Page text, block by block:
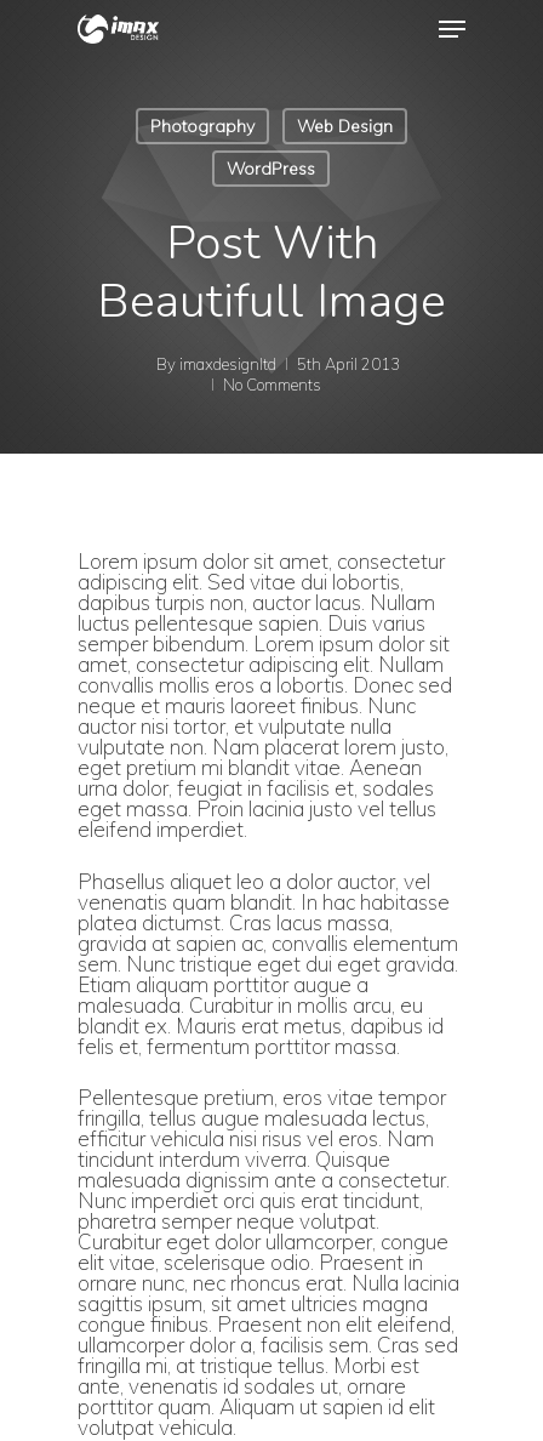
Photography
Web Design
WordPress
Post With
Beautifull Image
By imaxdesignltd
5th April 2013
No Comments
Lorem ipsum dolor sit amet, consectetur
adipiscing elit. Sed vitae dui lobortis,
dapibus turpis non, auctor lacus. Nullam
luctus pellentesque sapien. Duis varius
semper bibendum. Lorem ipsum dolor sit
amet, consectetur adipiscing elit. Nullam
convallis mollis eros a lobortis. Donec sed
neque et mauris laoreet finibus. Nunc
auctor nisi tortor, et vulputate nulla
vulputate non. Nam placerat lorem justo,
eget pretium mi blandit vitae. Aenean
urna dolor, feugiat in facilisis et, sodales
eget massa. Proin lacinia justo vel tellus
eleifend imperdiet.
Phasellus aliquet leo a dolor auctor, vel
venenatis quam blandit. In hac habitasse
platea dictumst. Cras lacus massa,
gravida at sapien ac, convallis elementum
sem. Nunc tristique eget dui eget gravida.
Etiam aliquam porttitor augue a
malesuada. Curabitur in mollis arcu, eu
blandit ex. Mauris erat metus, dapibus id
felis et, fermentum porttitor massa.
Pellentesque pretium, eros vitae tempor
fringilla, tellus augue malesuada lectus,
efficitur vehicula nisi risus vel eros. Nam
tincidunt interdum viverra. Quisque
malesuada dignissim ante a consectetur.
Nunc imperdiet orci quis erat tincidunt,
pharetra semper neque volutpat.
Curabitur eget dolor ullamcorper, congue
elit vitae, scelerisque odio. Praesent in
ornare nunc, nec rhoncus erat. Nulla lacinia
sagittis ipsum, sit amet ultricies magna
congue finibus. Praesent non elit eleifend,
ullamcorper dolor a, facilisis sem. Cras sed
fringilla mi, at tristique tellus. Morbi est
ante, venenatis id sodales ut, ornare
porttitor quam. Aliquam ut sapien id elit
volutpat vehicula.